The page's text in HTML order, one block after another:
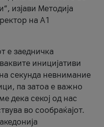
изјави Методија
на А1
е заедничка
иницијативи
секунда невнимание
па затоа е важно
дека секој од нас
во сообраќајот.